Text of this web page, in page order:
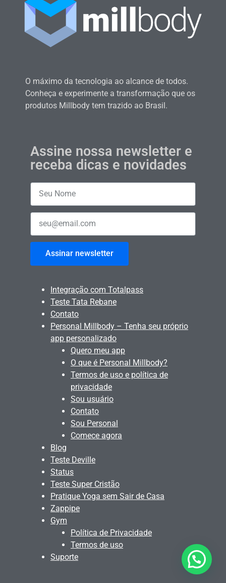
O máximo da tecnologia ao alcance de todos.
Conheça e experimente a transformação que os
produtos Millbody tem trazido ao Brasil.
Assine nossa newsletter e
receba dicas e novidades
Assinar newsletter
Integração com Totalpass
Teste Tata Rebane
Contato
Personal Millbody – Tenha seu próprio
app personalizado
Quero meu app
O que é Personal Millbody?
Termos de uso e política de
privacidade
Sou usuário
Contato
Sou Personal
Comece agora
Blog
Teste Deville
Status
Teste Super Cristão
Pratique Yoga sem Sair de Casa
Zappipe
Gym
Política de Privacidade
Termos de uso
Suporte